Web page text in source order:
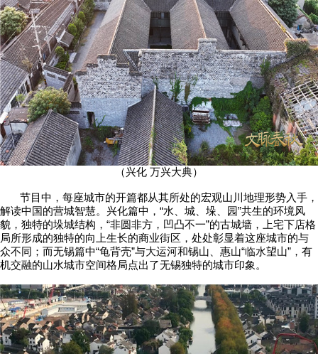
（兴化 万兴大典）
节目中，每座城市的开篇都从其所处的宏观山川地理形势入手，
解读中国的营城智慧。兴化篇中，“水、城、垛、园”共生的环境风
貌，独特的垛城结构，“非圆非方，凹凸不一”的古城墙，上宅下店格
局所形成的独特的向上生长的商业街区，处处彰显着这座城市的与
众不同；而无锡篇中“龟背壳”与大运河和锡山、惠山“临水望山”，有
机交融的山水城市空间格局点出了无锡独特的城市印象。